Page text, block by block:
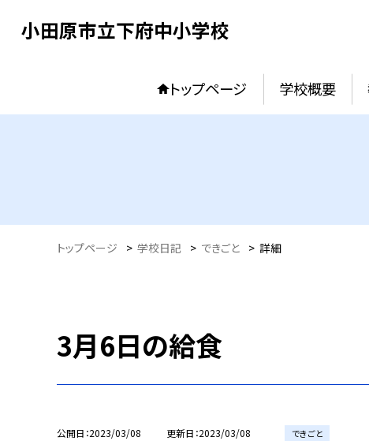
小田原市立下府中小学校
トップページ 学校概要
トップページ > 学校日記 > できごと > 詳細
3月6日の給食
公開日 2023/03/08 更新日 2023/03/08 できごと